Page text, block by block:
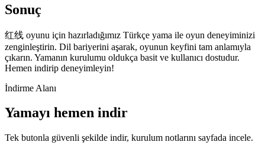
Sonuç
红线 oyunu için hazırladığımız Türkçe yama ile oyun deneyiminizi
zenginleştirin. Dil bariyerini aşarak, oyunun keyfini tam anlamıyla
çıkarın. Yamanın kurulumu oldukça basit ve kullanıcı dostudur.
Hemen indirip deneyimleyin!
İndirme Alanı
Yamayı hemen indir
Tek butonla güvenli şekilde indir, kurulum notlarını sayfada incele.